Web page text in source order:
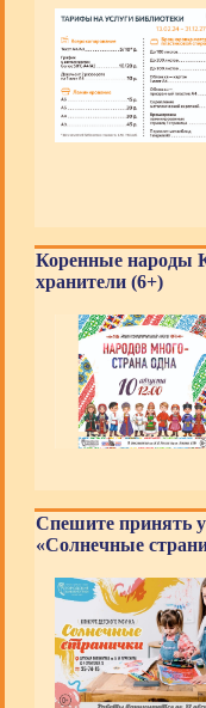
Коренные народы
хранители (6+)
Спешите принять
«Солнечные